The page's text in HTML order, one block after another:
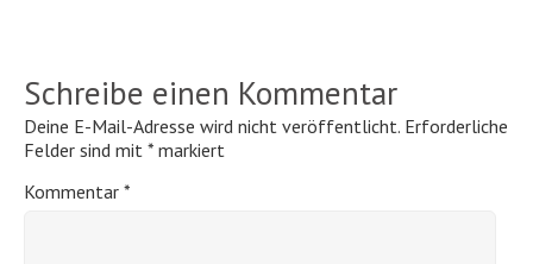
Schreibe einen Kommentar
Deine E-Mail-Adresse wird nicht veröffentlicht. Erforderliche
Felder sind mit * markiert
Kommentar *